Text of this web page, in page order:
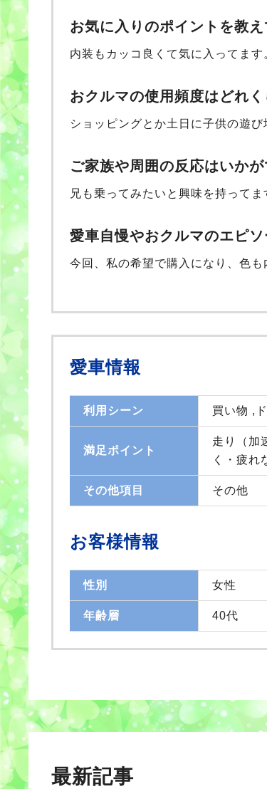
お気に入りのポイントを教
内装もカッコ良くて気に入ってます
おクルマの使用頻度はどれ
ショッピングとか土日に子供の遊び
ご家族や周囲の反応はいか
兄も乗ってみたいと興味を持ってま
愛車自慢やおクルマのエピ
今回、私の希望で購入になり、色も
愛車情報
利用シーン 買い物 ,
満足ポイント
走り（加
く・疲れ
その他項目 その他
お客様情報
性別 女性
年齢層 40代
最新記事